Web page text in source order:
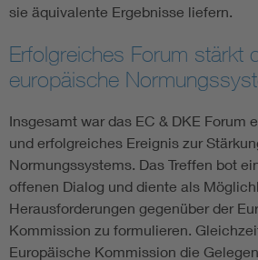
sie äquivalente Ergebnisse liefern.
Erfolgreiches Forum stärkt
europäische
Insgesamt war das EC & DKE Forum
und erfolgreiches Ereignis zur
Normungssystems. Das Treffen bot
offenen Dialog und diente als
Herausforderungen gegenüber der
Kommission zu formulieren.
Europäische Kommission die